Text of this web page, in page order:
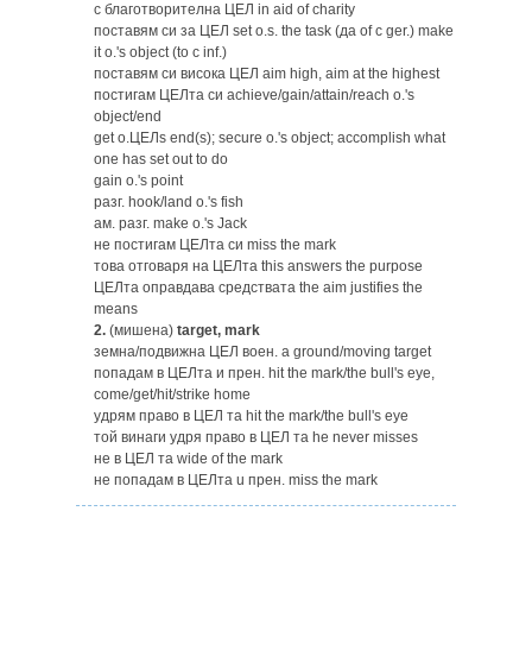
с благотворителна ЦЕЛ in aid of charity
поставям си за ЦЕЛ set o.s. the task (да of c ger.) make
it o.'s object (to c inf.)
поставям си висока ЦЕЛ aim high, aim at the highest
постигам ЦЕЛта си achieve/gain/attain/reach o.'s
object/end
get o.ЦЕЛs end(s); secure o.'s object; accomplish what
one has set out to do
gain o.'s роint
разг. hook/land o.'s fish
ам. разг. make o.'s Jack
не постигам ЦЕЛта си miss the mark
това отговаря на ЦЕЛта this answers the purpose
ЦЕЛта оправдава средствата the aim justifies the
means
2. (мишена) target, mark
земна/подвижна ЦЕЛ воен. а ground/moving target
попадам в ЦЕЛта и прен. hit the mark/the bull's eye,
come/get/hit/strike home
удрям право в ЦЕЛ та hit the mark/the bull's eye
той винаги удря право в ЦЕЛ та he never misses
не в ЦЕЛ та wide of the mark
не попадам в ЦЕЛта u прен. miss the mark